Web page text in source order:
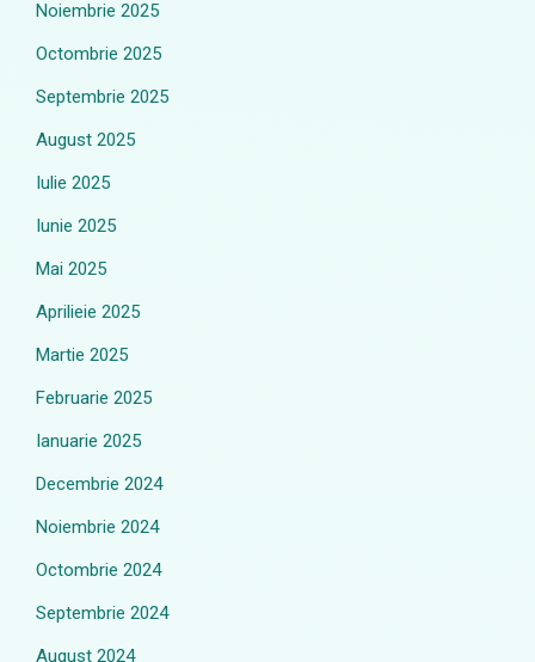
Noiembrie 2025
Octombrie 2025
Septembrie 2025
August 2025
Iulie 2025
Iunie 2025
Mai 2025
Aprilieie 2025
Martie 2025
Februarie 2025
Ianuarie 2025
Decembrie 2024
Noiembrie 2024
Octombrie 2024
Septembrie 2024
August 2024